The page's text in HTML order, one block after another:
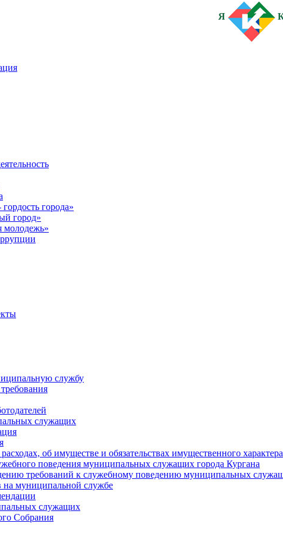
Я
города»
город»
молодежь»
службу
служащих
об имуществе и обязательствах имущественного характера
поведения муниципальных служащих города Кургана
требований к служебному поведению муниципальных
на муниципальной службе
служащих
Cобрания